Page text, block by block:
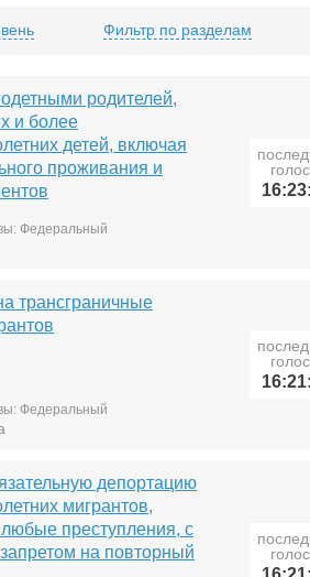
Фильтр по разделам
родителей,
и более
детей, включая
проживания и
Федеральный
трансграничные
Федеральный
депортацию
мигрантов,
преступления, с
на повторный